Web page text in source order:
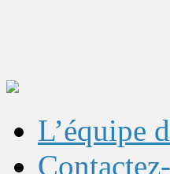
L’équipe